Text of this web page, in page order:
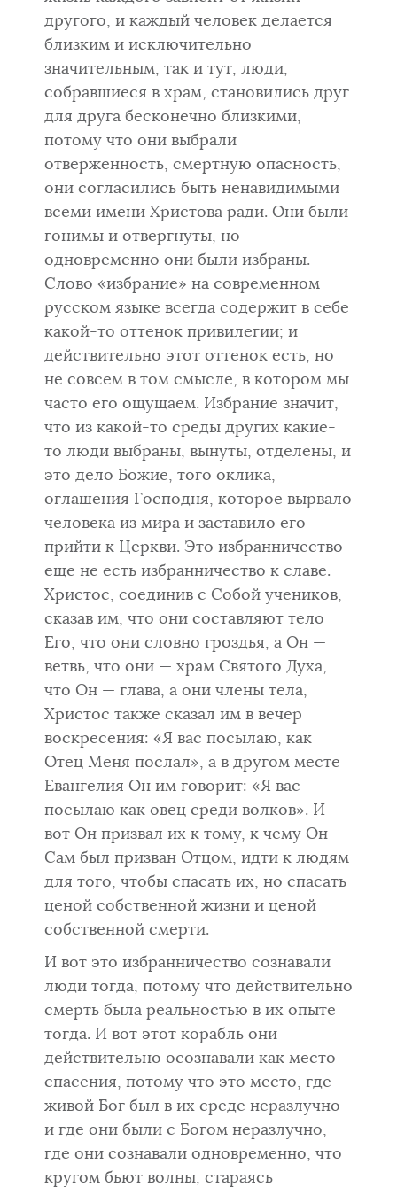
другого, и каждый человек делается
близким и исключительно
значительным, так и тут, люди,
собравшиеся в храм, становились друг
для друга бесконечно близкими,
потому что они выбрали
отверженность, смертную опасность,
они согласились быть ненавидимыми
всеми имени Христова ради. Они были
гонимы и отвергнуты, но
одновременно они бы­ли избраны.
Слово «избрание» на современном
русском языке всегда со­держит в себе
какой-то оттенок привилегии; и
действительно этот от­тенок есть, но
не совсем в том смысле, в котором мы
часто его ощущаем. Избрание значит,
что из какой-то среды других какие-
то люди выбра­ны, вынуты, отделены, и
это дело Божие, того оклика,
оглашения Госпо­дня, которое вырвало
человека из мира и заставило его
прийти к Церкви. Это избранничество
еще не есть избранничество к сла­ве.
Христос, соединив с Собой учеников,
сказав им, что они составляют тело
Его, что они словно гроздья, а Он —
ветвь, что они — храм Свя­того Духа,
что Он — глава, а они члены тела,
Христос также сказал им в вечер
воскресения: «Я вас посылаю, как
Отец Меня послал», а в другом месте
Евангелия Он им говорит: «Я вас
посылаю как овец среди волков». И
вот Он призвал их к тому, к чему Он
Сам был призван Отцом, идти к людям
для того, чтобы спасать их, но спасать
ценой собственной жизни и ценой
собственной смерти.
И вот это избранничество сознавали
люди тогда, потому что действительно
смерть была реальностью в их опыте
тогда. И вот этот кора­бль они
действительно осознавали как место
спасения, потому что это место, где
живой Бог был в их среде неразлучно
и где они были с Богом неразлучно,
где они сознавали одновременно, что
кругом бьют волны, стараясь